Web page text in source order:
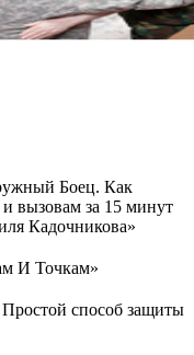
Боец. Как
вызовам за 15 минут
Кадочникова»
И Точкам»
Простой способ защиты